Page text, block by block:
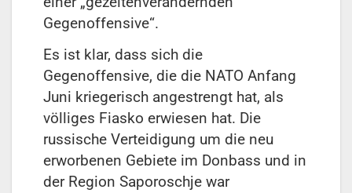
Gegenoffensive“.
Es ist klar, dass sich die
Gegenoffensive, die die NATO Anfang
Juni kriegerisch angestrengt hat, als
völliges Fiasko erwiesen hat. Die
russische Verteidigung um die neu
erworbenen Gebiete im Donbass und in
der Region Saporoschje war